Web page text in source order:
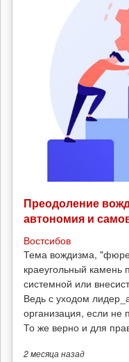
Преодоление
автономия и
Востсибов
Тема вождизма,
краеугольный
системной или
Ведь с уходом
организация, если не
То же верно и для
2 месяца назад